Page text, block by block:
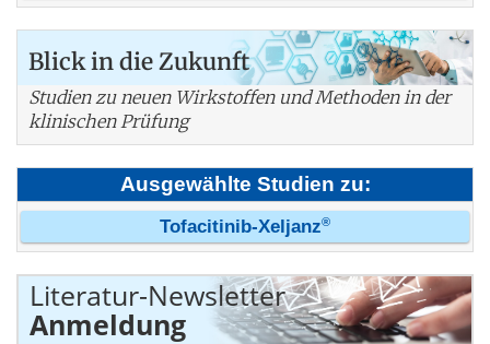
Blick in die Zukunft
Studien zu neuen Wirkstoffen und Methoden in der
klinischen Prüfung
Ausgewählte Studien zu:
Tofacitinib-Xeljanz®
Literatur-Newsletter
Anmeldung